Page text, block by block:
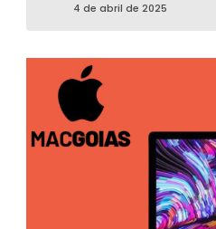
4 de abril de 2025